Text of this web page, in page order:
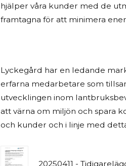
hjälper våra kunder med de
framtagna för att minimera
Lyckegård har en ledande
erfarna medarbetare som
utvecklingen inom
att värna om miljön och spara
och kunder och i linje med
20250411 -